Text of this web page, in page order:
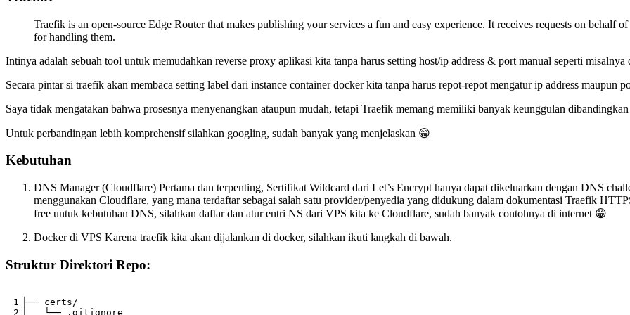
Traefik is an open-source Edge Router that makes publishing your services a fun and easy experience. It receives requests on behalf
for handling them.
Intinya adalah sebuah tool untuk memudahkan reverse proxy aplikasi kita tanpa harus setting host/ip address & port manual seperti
Secara pintar si traefik akan membaca setting label dari instance container docker kita tanpa harus repot-repot mengatur ip address maupun
Saya tidak mengatakan bahwa prosesnya menyenangkan ataupun mudah, tetapi Traefik memang memiliki banyak keunggulan
Untuk perbandingan lebih komprehensif silahkan googling, sudah banyak yang menjelaskan 😁
Kebutuhan
DNS Manager (Cloudflare) Pertama dan terpenting, Sertifikat Wildcard dari Let’s Encrypt hanya dapat dikeluarkan dengan DNS
menggunakan Cloudflare, yang mana terdaftar sebagai salah satu provider/penyedia yang didukung dalam dokumentasi Traefik
free untuk kebutuhan DNS, silahkan daftar dan atur entri NS dari VPS kita ke Cloudflare, sudah banyak contohnya di internet 😁
Docker di VPS Karena traefik kita akan dijalankan di docker, silahkan ikuti langkah di bawah.
Struktur Direktori Repo: